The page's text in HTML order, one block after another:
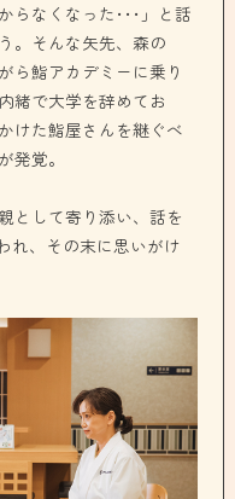
らなくなった･･･」と話
。そんな矢先、森の
ら鮨アカデミーに乗り
緒で大学を辞めてお
けた鮨屋さんを継ぐべ
発覚。
として寄り添い、話を
れ、その末に思いがけ